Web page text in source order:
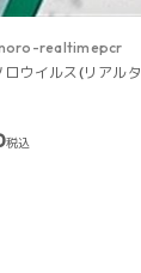
realtimepcr
ロウイルス(リアル
税込